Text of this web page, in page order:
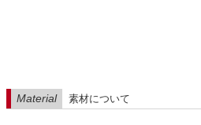
Material 素材について